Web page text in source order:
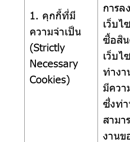
1. คุกกี้ที่มี
ความจำเป็น
(Strictly
Necessary
Cookies)
การล
เว็บไ
ซื้อสิ
เว็บไ
ทำงา
มีคว
ซึ่งท่า
สามา
งานข